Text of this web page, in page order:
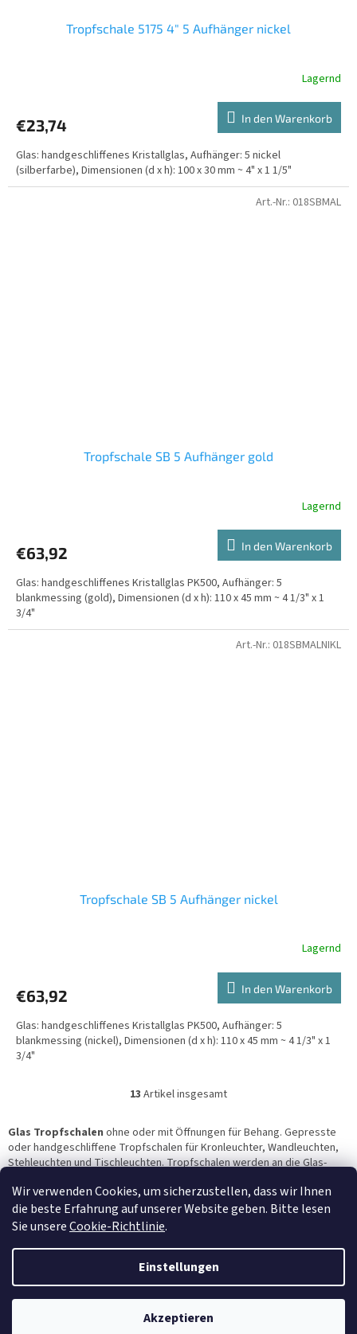
Wir verwenden Cookies, um sicherzustellen, dass wir Ihnen
die beste Erfahrung auf unserer Website geben. Bitte lesen
Sie unsereCookie-Richtlinie.
Einstellungen
Akzeptieren
Tropfschale 5175 4" 5 Aufhänger nickel
Lagernd
€23,74 In den Warenkorb
Glas: handgeschliffenes Kristallglas, Aufhänger: 5 nickel
(silberfarbe), Dimensionen (d x h): 100 x 30 mm ~ 4" x 1 1/5"
Tropfschale SB 5 Aufhänger gold
Lagernd
€63,92 In den Warenkorb
Glas: handgeschliffenes Kristallglas PK500, Aufhänger: 5
blankmessing (gold), Dimensionen (d x h): 110 x 45 mm ~ 4 1/3" x 1
3/4"
Art.-Nr.: 018SBMAL
Tropfschale SB 5 Aufhänger nickel
Lagernd
€63,92 In den Warenkorb
Glas: handgeschliffenes Kristallglas PK500, Aufhänger: 5
blankmessing (nickel), Dimensionen (d x h): 110 x 45 mm ~ 4 1/3" x 1
3/4"
Art.-Nr.: 018SBMALNIKL
S
e
u
e
e
l
e
n
t
e
d
e
13 Artikel insgesamt
Glas Tropfschalen ohne oder mit Öffnungen für Behang. Gepresste
oder handgeschliffene Tropfschalen für Kronleuchter, Wandleuchten,
Stehleuchten und Tischleuchten. Tropfschalen werden an die Glas-
Auffangen des tropfenden Wachses aus Kerzen.
Copyright 2026Kristall und Kronleuchter. Alle Rechte
vorbehalten.